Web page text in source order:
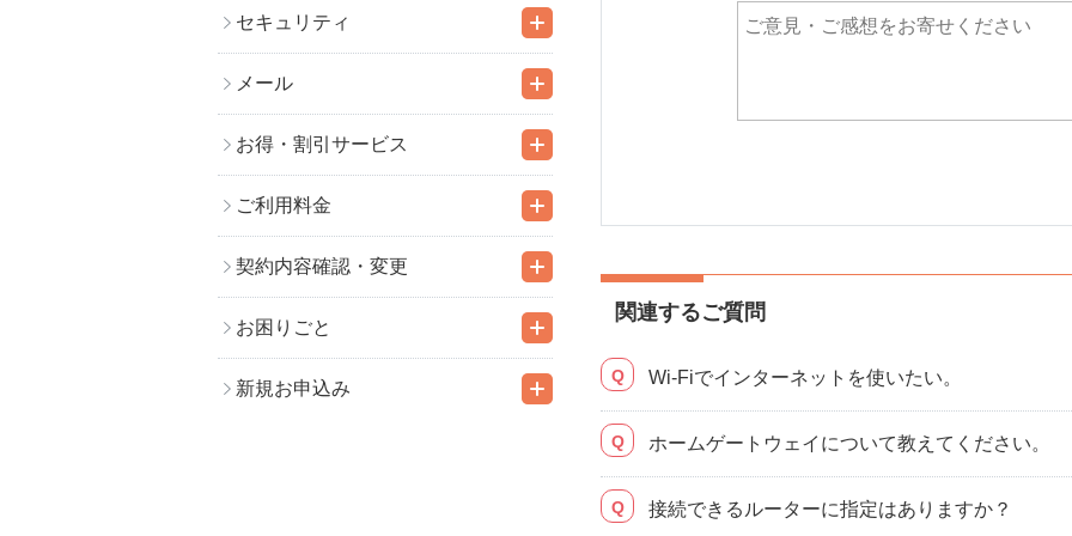
セキュリティ
メール
お得・割引サービス
ご利用料金
契約内容確認・変更
お困りごと
新規お申込み
関連するご質問
Wi-Fiでインターネットを使いたい。
ホームゲートウェイについて教えてください。
接続できるルーターに指定はありますか？